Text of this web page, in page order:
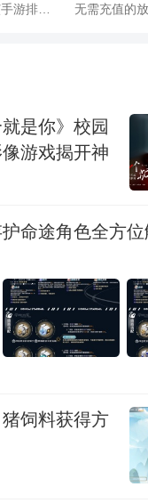
无需充值的角色扮演手游排行榜为玩家们带来了时下最全面的无需充值的角色扮演手游，各种手游版本应有尽有，让玩家可以自行选择自己感兴趣的版本，同时安卓吧小编还会实时更新排行榜，不管是手游版本还是手游攻略应有尽有，感兴趣的玩家抓紧收藏本页面吧！
是你》校园
游戏揭开神
命途角色全方
猪饲料获得方